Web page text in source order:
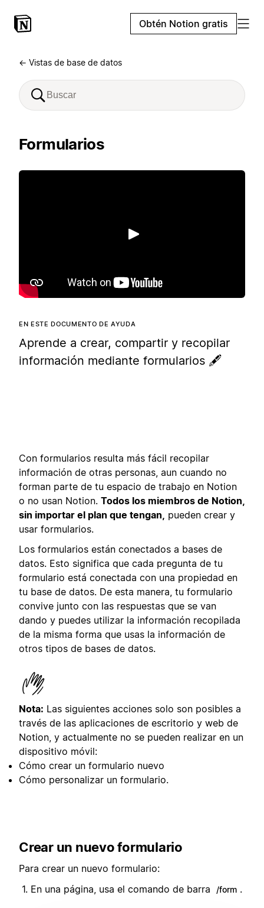
Obtén Notion gratis
← Vistas de base de datos
Formularios
Reproducir
EN ESTE DOCUMENTO DE AYUDA
Aprende a crear, compartir y recopilar
información mediante formularios 🖋️
Con formularios resulta más fácil recopilar
información de otras personas, aun cuando no
forman parte de tu espacio de trabajo en Notion
o no usan Notion. Todos los miembros de Notion,
sin importar el plan que tengan, pueden crear y
usar formularios.
Los formularios están conectados a bases de
datos. Esto significa que cada pregunta de tu
formulario está conectada con una propiedad en
tu base de datos. De esta manera, tu formulario
convive junto con las respuestas que se van
dando y puedes utilizar la información recopilada
de la misma forma que usas la información de
otros tipos de bases de datos.
Nota: Las siguientes acciones solo son posibles a
través de las aplicaciones de escritorio y web de
Notion, y actualmente no se pueden realizar en un
dispositivo móvil:
Cómo crear un formulario nuevo
Cómo personalizar un formulario.
Crear un nuevo formulario
Para crear un nuevo formulario:
En una página, usa el comando de barra
/form .